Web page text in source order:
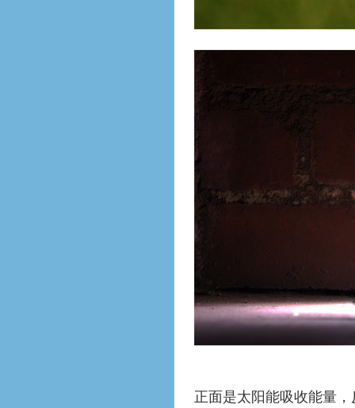
正面是太阳能吸收能量